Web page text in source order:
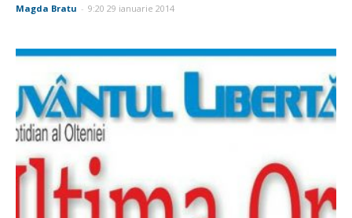
Magda Bratu - 9:20 29 ianuarie 2014